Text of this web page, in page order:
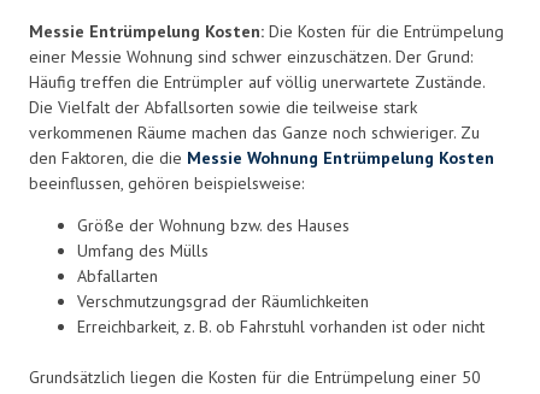
Messie Entrümpelung Kosten: Die Kosten für die Entrümpelung
einer Messie Wohnung sind schwer einzuschätzen. Der Grund:
Häufig treffen die Entrümpler auf völlig unerwartete Zustände.
Die Vielfalt der Abfallsorten sowie die teilweise stark
verkommenen Räume machen das Ganze noch schwieriger. Zu
den Faktoren, die die Messie Wohnung Entrümpelung Kosten
beeinflussen, gehören beispielsweise:
Größe der Wohnung bzw. des Hauses
Umfang des Mülls
Abfallarten
Verschmutzungsgrad der Räumlichkeiten
Erreichbarkeit, z. B. ob Fahrstuhl vorhanden ist oder nicht
Grundsätzlich liegen die Kosten für die Entrümpelung einer 50